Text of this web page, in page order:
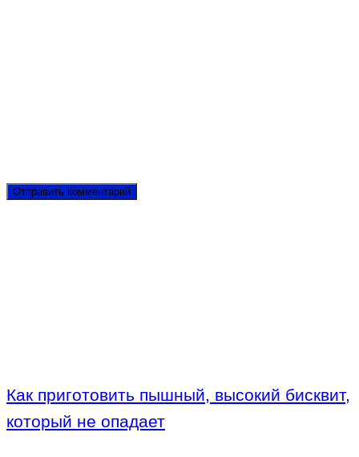
Как приготовить пышный, высокий бисквит,
который не опадает